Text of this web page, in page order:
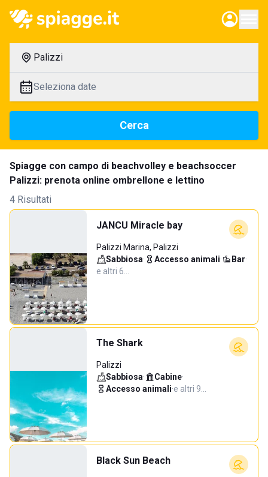
Palizzi
Seleziona date
Cerca
Spiagge con campo di beachvolley e beachsoccer
Palizzi: prenota online ombrellone e lettino
4 Risultati
JANCU Miracle bay
Palizzi Marina, Palizzi
Sabbiosa· Accesso animali· Bar·
e altri 6…
The Shark
Palizzi
Sabbiosa· Cabine·
Accesso animali·e altri 9…
Black Sun Beach